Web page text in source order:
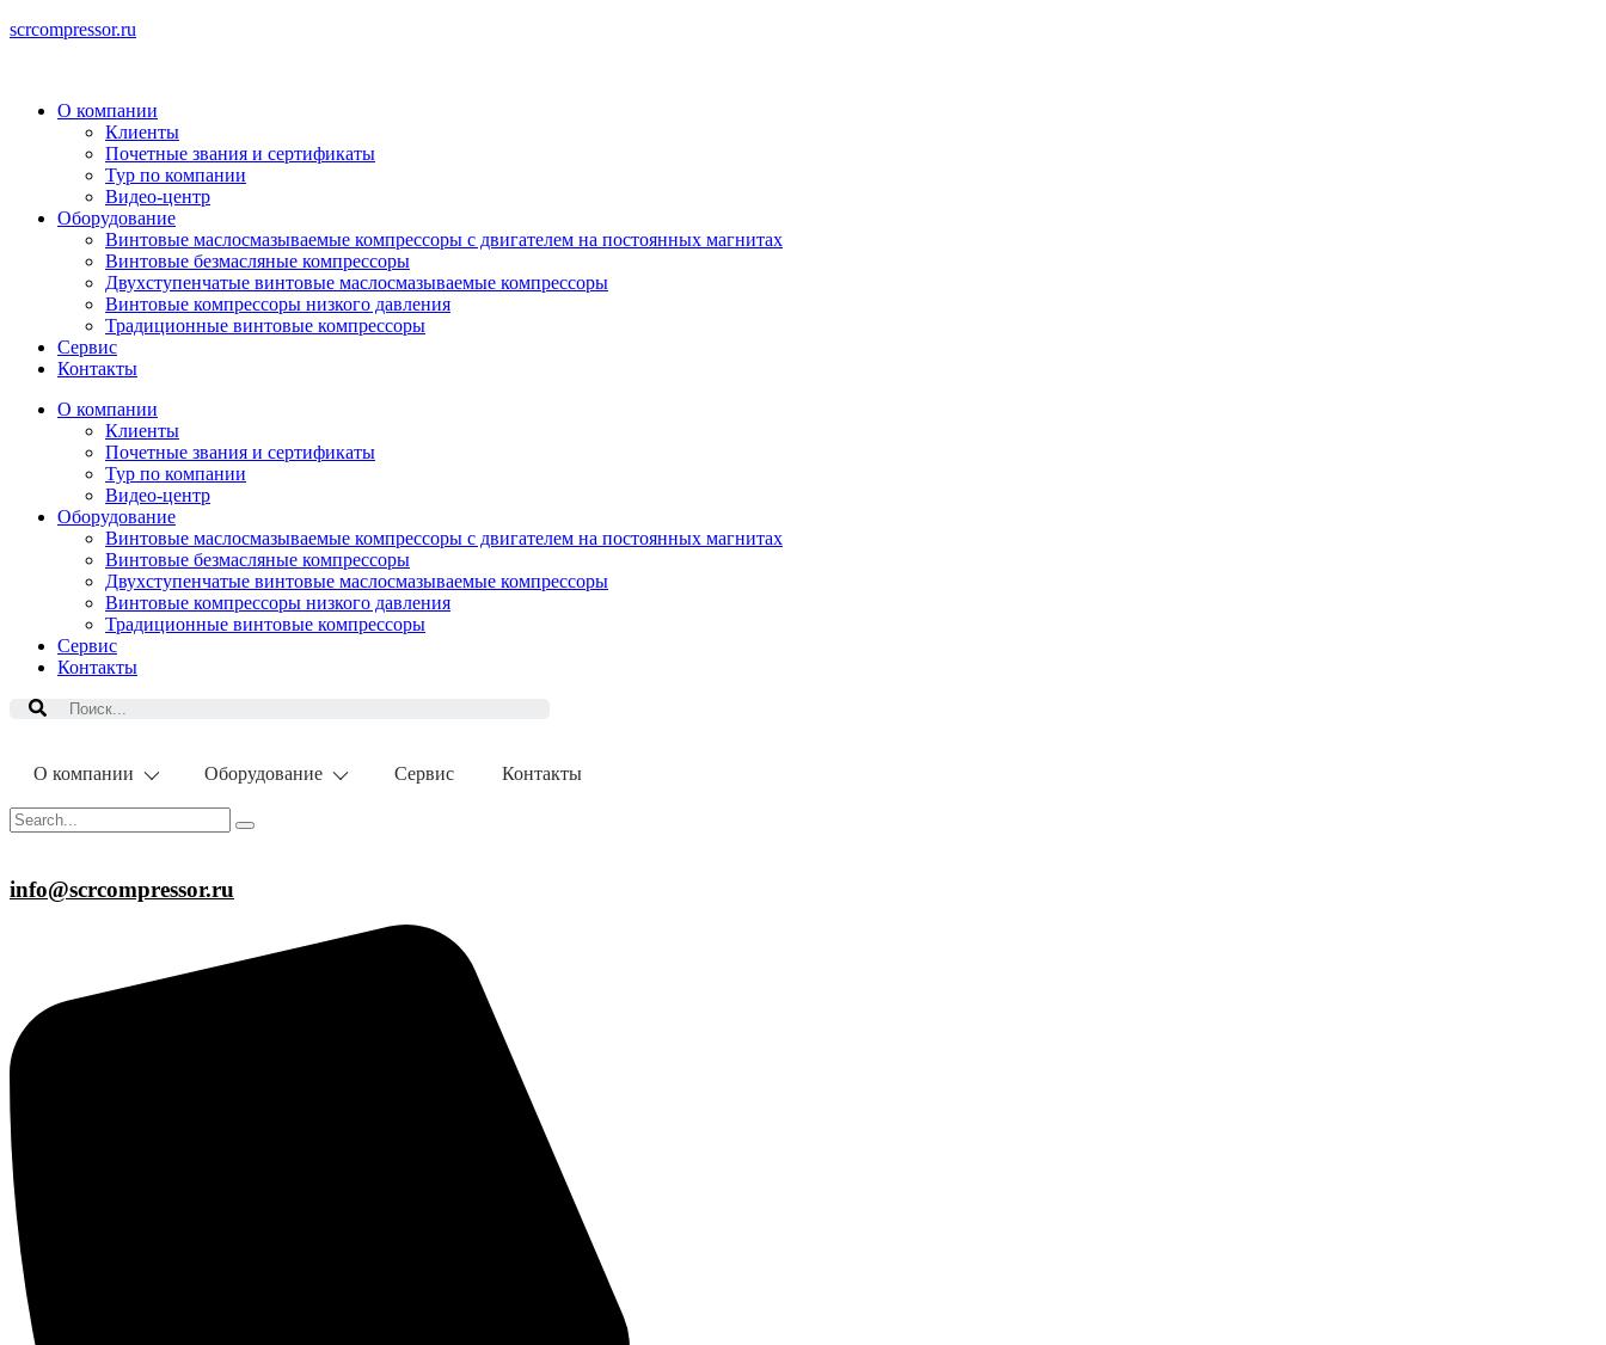
scrcompressor.ru
О компании
Клиенты
Почетные звания и сертификаты
Тур по компании
Видео-центр
Оборудование
Винтовые маслосмазываемые компрессоры с двигателем на постоянных магнитах
Винтовые безмасляные компрессоры
Двухступенчатые винтовые маслосмазываемые компрессоры
Винтовые компрессоры низкого давления
Традиционные винтовые компрессоры
Сервис
Контакты
О компании
Клиенты
Почетные звания и сертификаты
Тур по компании
Видео-центр
Оборудование
Винтовые маслосмазываемые компрессоры с двигателем на постоянных магнитах
Винтовые безмасляные компрессоры
Двухступенчатые винтовые маслосмазываемые компрессоры
Винтовые компрессоры низкого давления
Традиционные винтовые компрессоры
Сервис
Контакты
Поиск
О компании Оборудование Сервис Контакты
info@scrcompressor.ru